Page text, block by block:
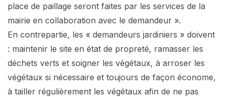
place de paillage seront faites par les services de la
mairie en collaboration avec le demandeur ».
En contrepartie, les « demandeurs jardiniers » doivent
: maintenir le site en état de propreté, ramasser les
déchets verts et soigner les végétaux, à arroser les
végétaux si nécessaire et toujours de façon économe,
à tailler régulièrement les végétaux afin de ne pas